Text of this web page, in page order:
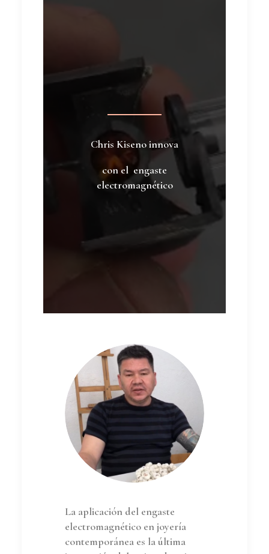
Chris Kiseno innova
con el engaste
electromagnético
La aplicación del engaste
electromagnético en joyería
contemporánea es la última